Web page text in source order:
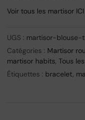
Voir tous les martisor ICI
UGS : martisor-blouse-
Catégories : Martisor
martisor habits,Tous
Étiquettes : bracelet,